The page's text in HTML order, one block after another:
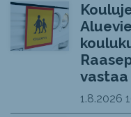
vastaa
1.8.2026